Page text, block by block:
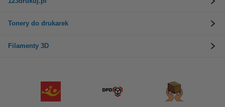
Tonery do drukarek
Filamenty 3D